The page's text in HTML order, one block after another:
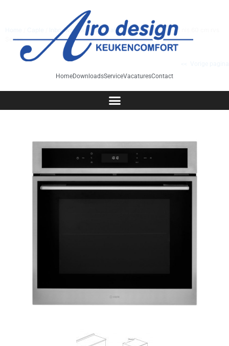
HomeDownloadsServiceVacaturesContact
Inbouwapparatuur / Bakoven/ C2105SS oven nis 60 cm rvs
Sense